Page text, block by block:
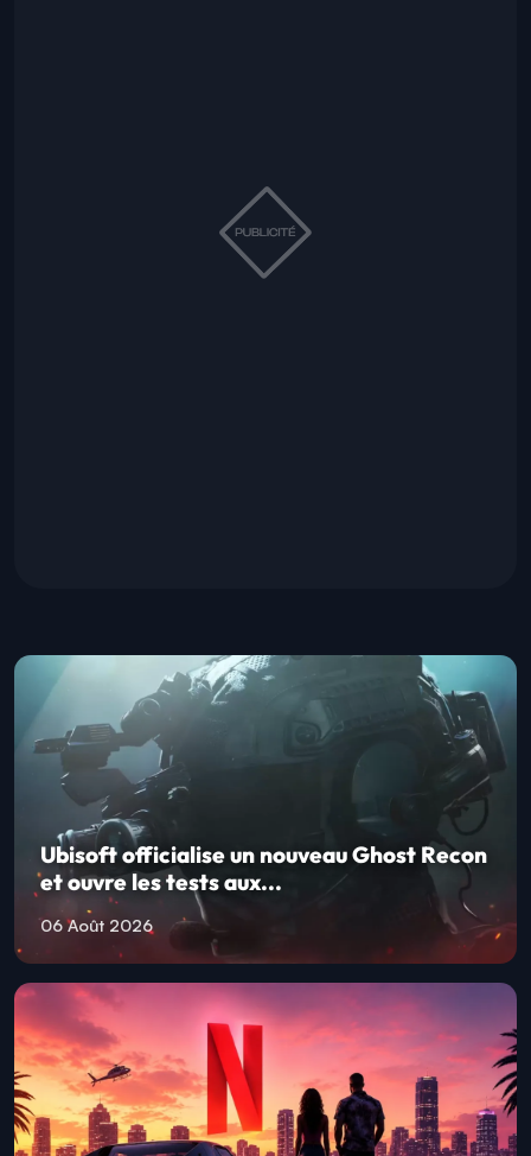
Ubisoft officialise un nouveau Ghost Recon
et ouvre les tests aux...
06 Août 2026